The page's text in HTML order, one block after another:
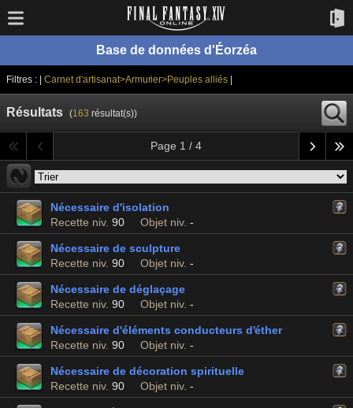
Base de données d'Éorzéa
Filtres : | Carnet d'artisanat>Armurier>Peuples alliés
Résultats (163 résultat(s))
Page 1 / 4
Nécessaire d'isolation
Recette niv. 90 Objet niv. -
Nécessaire de sculpture
Recette niv. 90 Objet niv. -
Nécessaire de déglaçage
Recette niv. 90 Objet niv. -
Nécessaire d'éléments conducteurs d'éther
Recette niv. 90 Objet niv. -
Nécessaire de décoration spirituelle
Recette niv. 90 Objet niv. -